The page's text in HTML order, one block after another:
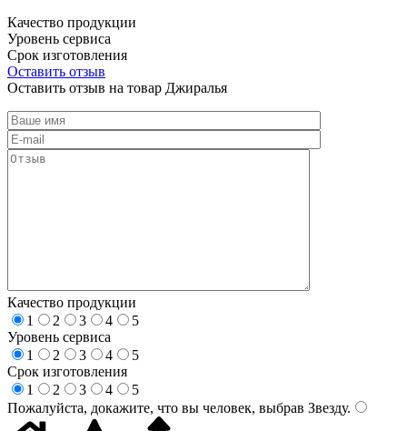
Качество продукции
Уровень сервиса
Срок изготовления
Оставить отзыв
Оставить отзыв на товар Джиралья
Качество продукции
1
2 3 4
5
Уровень сервиса
1
2 3 4
5
Срок изготовления
1
2 3 4
5
Пожалуйста, докажите, что вы человек, выбрав Звезду.